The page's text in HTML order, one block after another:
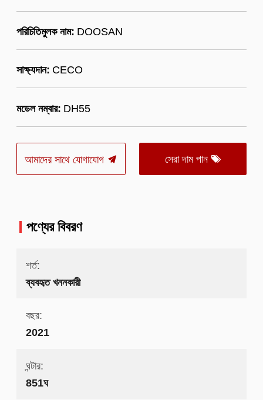
পরিচিতিমুলক নাম: DOOSAN
সাক্ষ্যদান: CECO
মডেল নম্বার: DH55
আমাদের সাথে যোগাযোগ সেরা দাম পান
পণ্যের বিবরণ
শর্ত:
ব্যবহৃত খননকারী
বছর:
2021
ঘন্টার:
851ঘ